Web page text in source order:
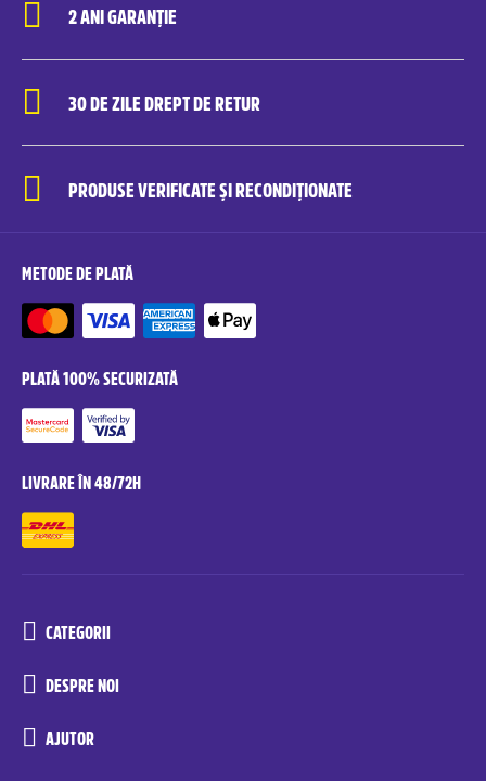
2 ANI GARANȚIE
30 DE ZILE DREPT DE RETUR
PRODUSE VERIFICATE ȘI RECONDIȚIONATE
METODE DE PLATĂ
PLATĂ 100% SECURIZATĂ
LIVRARE ÎN 48/72H
CATEGORII
DESPRE NOI
AJUTOR